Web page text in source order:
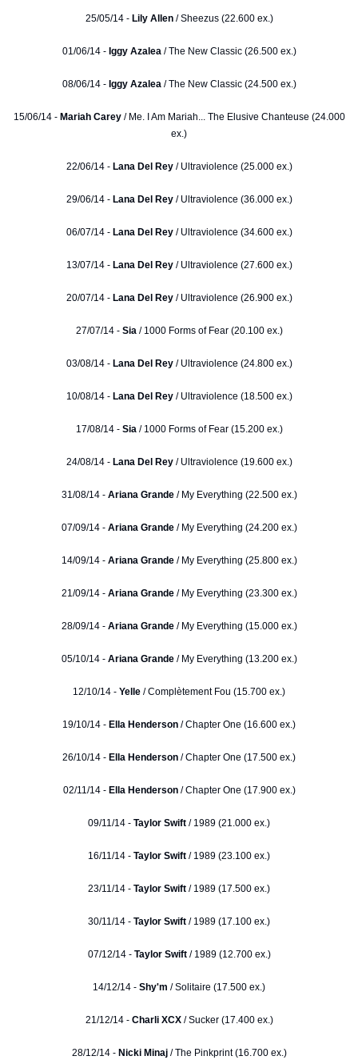
25/05/14 - Lily Allen/ Sheezus (22.600 ex.)
01/06/14 - Iggy Azalea/ The New Classic (26.500 ex.)
08/06/14 - Iggy Azalea/ The New Classic (24.500 ex.)
15/06/14 - Mariah Carey/ Me. I Am Mariah... The Elusive Chanteuse (24.000
ex.)
22/06/14 - Lana Del Rey/ Ultraviolence (25.000 ex.)
29/06/14 - Lana Del Rey / Ultraviolence (36.000 ex.)
06/07/14 - Lana Del Rey/ Ultraviolence (34.600 ex.)
13/07/14 -Lana Del Rey / Ultraviolence (27.600 ex.)
20/07/14 -Lana Del Rey/ Ultraviolence (26.900 ex.)
27/07/14 - Sia / 1000 Forms of Fear (20.100 ex.)
03/08/14 - Lana Del Rey / Ultraviolence (24.800 ex.)
10/08/14 - Lana Del Rey/ Ultraviolence (18.500 ex.)
17/08/14 - Sia / 1000 Forms of Fear (15.200 ex.)
24/08/14 -Lana Del Rey/ Ultraviolence (19.600 ex.)
31/08/14 - Ariana Grande/ My Everything (22.500 ex.)
07/09/14 - Ariana Grande/ My Everything (24.200 ex.)
14/09/14 - Ariana Grande/ My Everything (25.800 ex.)
21/09/14 - Ariana Grande/ My Everything (23.300 ex.)
28/09/14 - Ariana Grande/ My Everything (15.000 ex.)
05/10/14 -Ariana Grande/ My Everything (13.200 ex.)
12/10/14 - Yelle / Complètement Fou (15.700 ex.)
19/10/14 - Ella Henderson / Chapter One (16.600 ex.)
26/10/14 - Ella Henderson / Chapter One (17.500 ex.)
02/11/14 - Ella Henderson/ Chapter One (17.900 ex.)
09/11/14 - Taylor Swift / 1989 (21.000 ex.)
16/11/14 - Taylor Swift / 1989 (23.100 ex.)
23/11/14 - Taylor Swift / 1989 (17.500 ex.)
30/11/14 - Taylor Swift / 1989 (17.100 ex.)
07/12/14 - Taylor Swift/ 1989 (12.700 ex.)
14/12/14 - Shy'm / Solitaire (17.500 ex.)
21/12/14 - Charli XCX/ Sucker (17.400 ex.)
28/12/14 -Nicki Minaj/ The Pinkprint (16.700 ex.)